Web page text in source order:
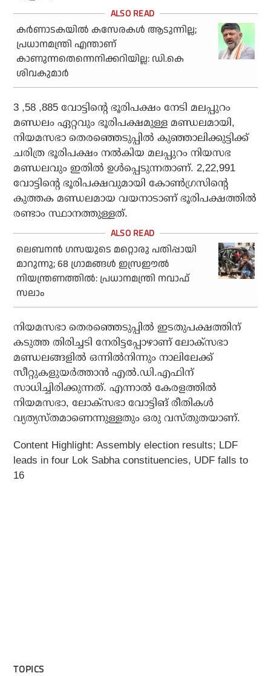
കര്‍ണാടകയില്‍ കസേരകള്‍ ആടുന്നില്ല;
പ്രധാനമന്ത്രി എന്താണ്
കാണുന്നതെന്നെനിക്കറിയില്ല: ഡി.കെ
ശിവകുമാര്‍
3 ,58 ,885 വോട്ടിന്റെ ഭൂരിപക്ഷം നേടി മലപ്പുറം
മണ്ഡലം ഏറ്റവും ഭൂരിപക്ഷമുള്ള മണ്ഡലമായി,
നിയമസഭാ തെരഞ്ഞെടുപ്പിൽ കുഞ്ഞാലിക്കുട്ടിക്ക്
ചരിത്ര ഭൂരിപക്ഷം നൽകിയ മലപ്പുറം നിയസഭ
മണ്ഡലവും ഇതിൽ ഉൾപ്പെടുന്നതാണ്. 2,22,991
വോട്ടിന്റെ ഭൂരിപക്ഷവുമായി കോൺഗ്രസിന്റെ
കുത്തക മണ്ഡലമായ വയനാടാണ് ഭൂരിപക്ഷത്തിൽ
രണ്ടാം സ്ഥാനത്തുള്ളത്.
ലെബനൻ ഗസയുടെ മറ്റൊരു പതിപ്പായി
മാറുന്നു; 68 ഗ്രാമങ്ങൾ ഇസ്രഈൽ
നിയന്ത്രണത്തിൽ: പ്രധാനമന്ത്രി നവാഫ്
സലാം
നിയമസഭാ തെരഞ്ഞെടുപ്പിൽ ഇടതുപക്ഷത്തിന്
കടുത്ത തിരിച്ചടി നേരിട്ടപ്പോഴാണ് ലോക്സഭാ
മണ്ഡലങ്ങളിൽ ഒന്നിൽനിന്നും നാലിലേക്ക്
സീറ്റുകളുയർത്താൻ എൽ.ഡി.എഫിന്
സാധിച്ചിരിക്കുന്നത്. എന്നാൽ കേരളത്തിൽ
നിയമസഭാ, ലോക്സഭാ വോട്ടിങ് രീതികൾ
വ്യത്യസ്തമാണെന്നുള്ളതും ഒരു വസ്തുതയാണ്.
Content Highlight: Assembly election results; LDF
leads in four Lok Sabha constituencies, UDF falls to
16
TOPICS